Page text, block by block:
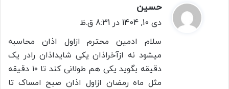
حسین
ف
دی 10, 1404 در 8:31 ق.ظ
سلام ادمین محترم ازاول اذان محاسبه
میشود نه ازآخراذان یکی شایداذان رادر یک
دقیقه بگوید یکی هم طولانی کند تا ۱۰ دقیقه
مثل ماه رمضان ازاول اذان صبح امساک تا